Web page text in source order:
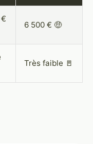
6 500 € 🤑
Très faible 🚪